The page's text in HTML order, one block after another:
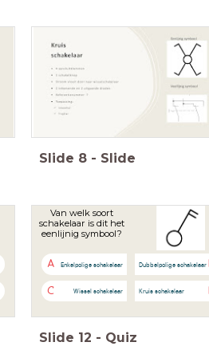
Slide 8 - Slide
Van welk soort
schakelaar is dit het
eenlijnig symbool?
A Enkelpolige schakelaar Dubbelpolige schakelaar
C Wissel schakelaar Kruis schakelaar
Slide 12 - Quiz